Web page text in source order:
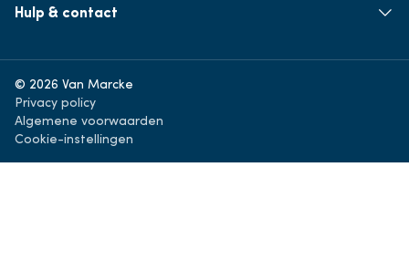
Hulp & contact
© 2026 Van Marcke
Privacy policy
Algemene voorwaarden
Cookie-instellingen